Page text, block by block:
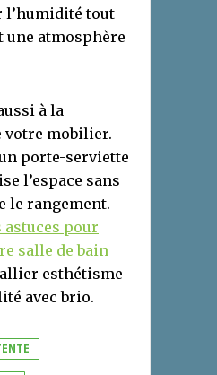
tout
une atmosphère
à la
votre mobilier.
porte-serviette
l’espace sans
le rangement.
pour
salle de bain
esthétisme
avec brio.